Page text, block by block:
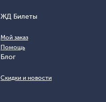
ЖД Билеты
Мой заказ
Помощь
Блог
Скидки и новости